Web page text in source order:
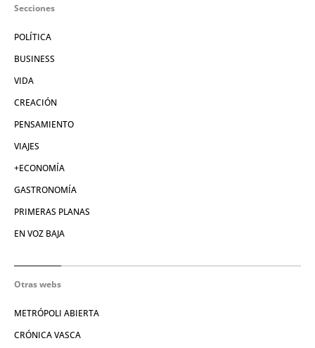
Secciones
POLÍTICA
BUSINESS
VIDA
CREACIÓN
PENSAMIENTO
VIAJES
+ECONOMÍA
GASTRONOMÍA
PRIMERAS PLANAS
EN VOZ BAJA
Otras webs
METRÓPOLI ABIERTA
CRÓNICA VASCA